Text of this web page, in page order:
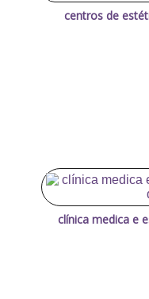
centros de
clínica medica e